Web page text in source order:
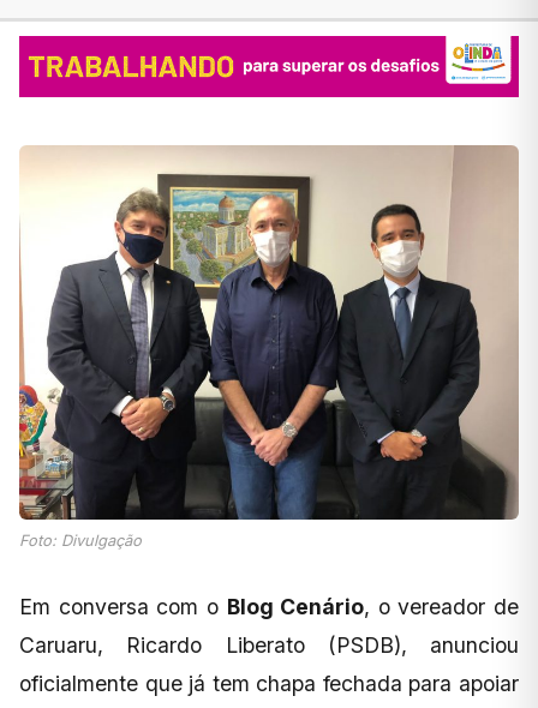
Foto: Divulgação
Em conversa com o Blog Cenário, o vereador de
Caruaru, Ricardo Liberato (PSDB), anunciou
oficialmente que já tem chapa fechada para apoiar